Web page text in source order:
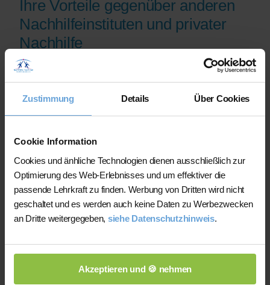
Zustimmung Details Über Cookies
Cookie Information
Cookies und änhliche Technologien dienen ausschließlich zur
Optimierung des Web-Erlebnisses und um effektiver die
passende Lehrkraft zu finden. Werbung von Dritten wird nicht
geschaltet und es werden auch keine Daten zu Werbezwecken
an Dritte weitergegeben, siehe Datenschutzhinweis.
Akzeptieren und 🍪 nehmen
Ihre Vorteile gegenüber anderen
Nachhilfeinstituten und privater
Nachhilfe
Auf der Plattform finden Sie erfahrene
Lehrkräfte, deren eingereichte
Qualifikationsnachweise vor der
Freischaltung geprüft werden.
Nachhilfe-Team.net unterstützt Sie dabei,
möglichst schnell eine zu Ihrem Bedarf
passende Lehrkraft zu finden. Bei einem
Ausfall können Sie auf Wunsch bei der
Vermittlung einer anderen Lehrkraft
unterstützt werden.
ihren Unterricht eigenständig.
Die jeweilige Lehrkraft stimmt Lernziele,